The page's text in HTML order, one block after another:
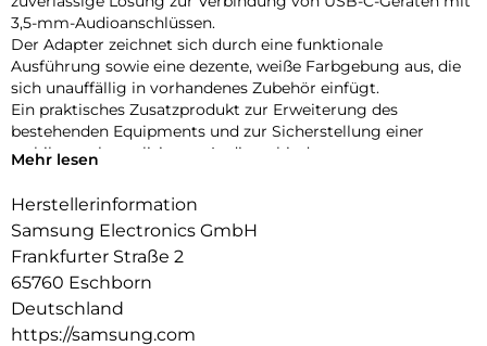
3,5-mm-Audioanschlüssen.
Der Adapter zeichnet sich durch eine funktionale
Ausführung sowie eine dezente, weiße Farbgebung aus, die
sich unauffällig in vorhandenes Zubehör einfügt.
Ein praktisches Zusatzprodukt zur Erweiterung des
bestehenden Equipments und zur Sicherstellung einer
stabilen, unkomplizierten Audioverbindung.
Mehr lesen
Herstellerinformation
Samsung Electronics GmbH
Frankfurter Straße 2
65760 Eschborn
Deutschland
https://samsung.com